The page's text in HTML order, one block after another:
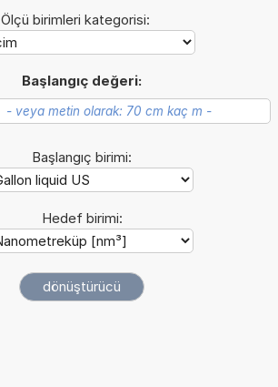
Ölçü birimleri kategorisi:
Başlangıç değeri:
Başlangıç birimi:
Hedef birimi: